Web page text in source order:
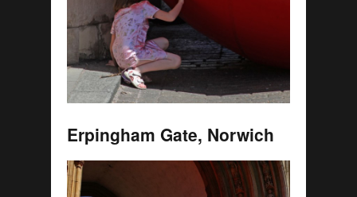
Erpingham Gate, Norwich